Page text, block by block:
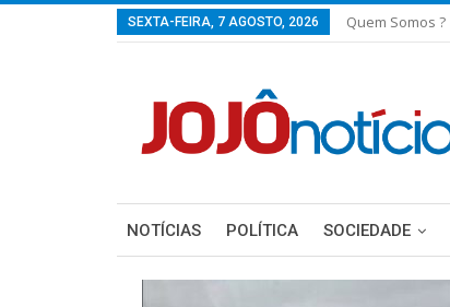
SEXTA-FEIRA, 7 AGOSTO, 2026 Quem Somos ?
NOTÍCIAS POLÍTICA SOCIEDADE